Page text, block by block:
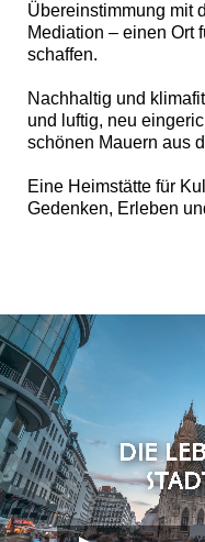
Übereinstimmung mit
Mediation – einen Ort
schaffen.
Nachhaltig und
und luftig, neu
schönen Mauern aus
Eine Heimstätte für
Gedenken, Erleben